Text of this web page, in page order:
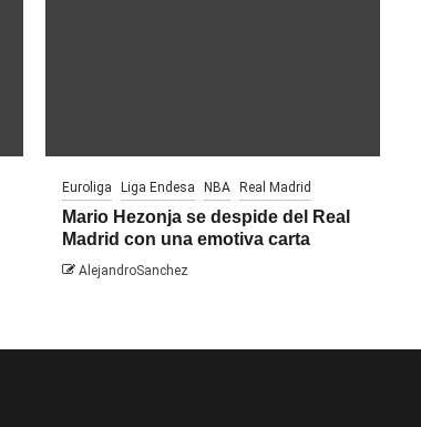
Euroliga Liga Endesa NBA Real Madrid
Mario Hezonja se despide del Real
Madrid con una emotiva carta
AlejandroSanchez